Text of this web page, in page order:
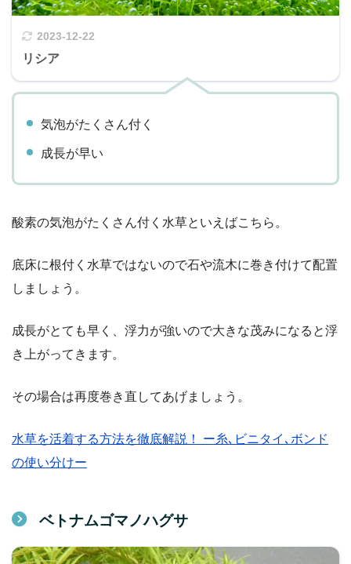
2023-12-22
リシア
気泡がたくさん付く
成長が早い
酸素の気泡がたくさん付く水草といえばこちら。
底床に根付く水草ではないので石や流木に巻き付けて配置
しましょう。
成長がとても早く、浮力が強いので大きな茂みになると浮
き上がってきます。
その場合は再度巻き直してあげましょう。
水草を活着する方法を徹底解説！ ー糸､ビニタイ､ボンド
の使い分けー
ベトナムゴマノハグサ